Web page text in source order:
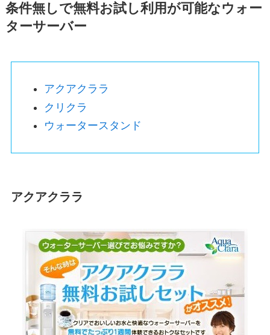
条件無しで無料お試し利用が可能なウォー
ターサーバー
アクアクララ
クリクラ
ウォータースタンド
アクアクララ